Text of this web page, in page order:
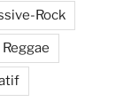
Rock
Reggae